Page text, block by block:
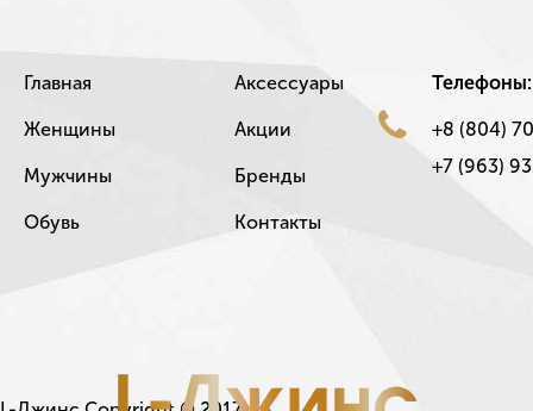
Главная
Женщины
Мужчины
Обувь
Аксессуары
Акции
Бренды
Контакты
Телефоны:
+8 (804)
+7 (963)